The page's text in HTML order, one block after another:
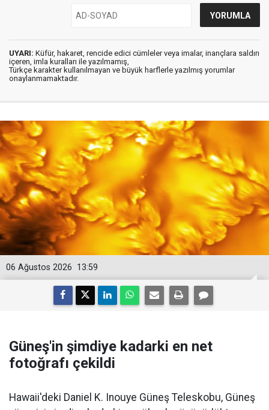
UYARI: Küfür, hakaret, rencide edici cümleler veya imalar, inançlara saldırı
içeren, imla kuralları ile yazılmamış,
Türkçe karakter kullanılmayan ve büyük harflerle yazılmış yorumlar
onaylanmamaktadır.
13:59
06 Ağustos 2026
Güneş'in şimdiye kadarki en net
fotoğrafı çekildi
Hawaii'deki Daniel K. Inouye Güneş Teleskobu, Güneş